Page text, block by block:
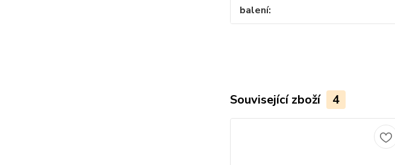
balení
Související zboží 4